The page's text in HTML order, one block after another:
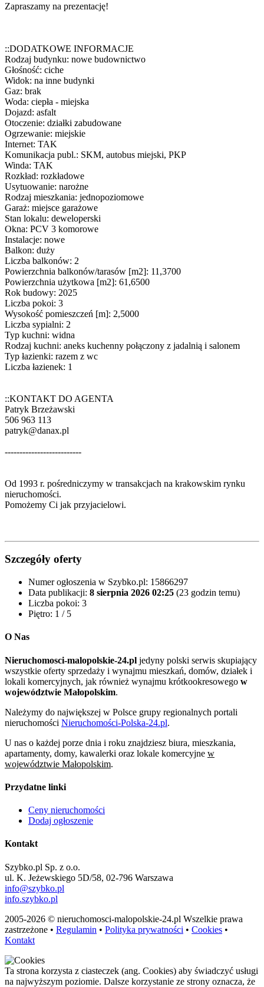
Zapraszamy na prezentację!
::DODATKOWE INFORMACJE
Rodzaj budynku: nowe budownictwo
Głośność: ciche
Widok: na inne budynki
Gaz: brak
Woda: ciepła - miejska
Dojazd: asfalt
Otoczenie: działki zabudowane
Ogrzewanie: miejskie
Internet: TAK
Komunikacja publ.: SKM, autobus miejski, PKP
Winda: TAK
Rozkład: rozkładowe
Usytuowanie: narożne
Rodzaj mieszkania: jednopoziomowe
Garaż: miejsce garażowe
Stan lokalu: deweloperski
Okna: PCV 3 komorowe
Instalacje: nowe
Balkon: duży
Liczba balkonów: 2
Powierzchnia balkonów/tarasów [m2]: 11,3700
Powierzchnia użytkowa [m2]: 61,6500
Rok budowy: 2025
Liczba pokoi: 3
Wysokość pomieszczeń [m]: 2,5000
Liczba sypialni: 2
Typ kuchni: widna
Rodzaj kuchni: aneks kuchenny połączony z jadalnią i salonem
Typ łazienki: razem z wc
Liczba łazienek: 1
::KONTAKT DO AGENTA
Patryk Brzeżawski
506 963 113
patryk@danax.pl
--------------------------
Od 1993 r. pośredniczymy w transakcjach na krakowskim rynku
nieruchomości.
Pomożemy Ci jak przyjacielowi.
Szczegóły oferty
Numer ogłoszenia w Szybko.pl: 15866297
Data publikacji: 8 sierpnia 2026 02:25 (23 godzin temu)
Liczba pokoi: 3
Piętro: 1 / 5
O Nas
Nieruchomosci-malopolskie-24.pl jedyny polski serwis skupiający
wszystkie oferty sprzedaży i wynajmu mieszkań, domów, działek i
lokali komercyjnych, jak również wynajmu krótkookresowego w
województwie Małopolskim.
Należymy do największej w Polsce grupy regionalnych portali
nieruchomości Nieruchomości-Polska-24.pl.
U nas o każdej porze dnia i roku znajdziesz biura, mieszkania,
apartamenty, domy, kawalerki oraz lokale komercyjne w
województwie Małopolskim.
Przydatne linki
Ceny nieruchomości
Dodaj ogłoszenie
Kontakt
Szybko.pl Sp. z o.o.
ul. K. Jeżewskiego 5D/58, 02-796 Warszawa
info@szybko.pl
info.szybko.pl
2005-2026 © nieruchomosci-malopolskie-24.pl Wszelkie prawa
zastrzeżone • Regulamin • Polityka prywatności • Cookies •
Kontakt
Ta strona korzysta z ciasteczek (ang. Cookies) aby świadczyć usługi
na najwyższym poziomie. Dalsze korzystanie ze strony oznacza, że